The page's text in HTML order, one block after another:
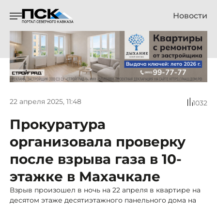
Новости
22 апреля 2025, 11:48 1032
Прокуратура
организовала проверку
после взрыва газа в 10-
этажке в Махачкале
Взрыв произошел в ночь на 22 апреля в квартире на
десятом этаже десятиэтажного панельного дома на